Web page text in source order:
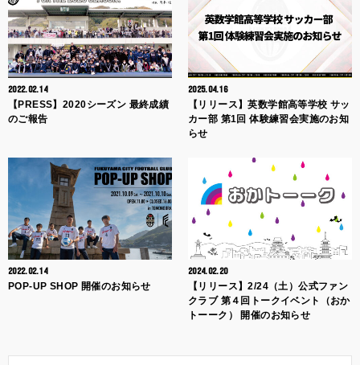
2022.02.14
【PRESS】2020シーズン 最終成績
のご報告
2025.04.16
【リリース】英数学館高等学校 サッ
カー部 第1回 体験練習会実施のお知
らせ
2022.02.14
POP-UP SHOP 開催のお知らせ
2024.02.20
【リリース】2/24（土）公式ファン
クラブ 第４回トークイベント（おか
トーーク） 開催のお知らせ